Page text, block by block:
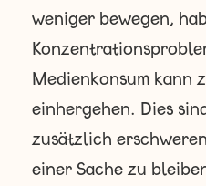
weniger bewegen,
Medienkonsum kann
einhergehen. Dies
zusätzlich
einer Sache zu